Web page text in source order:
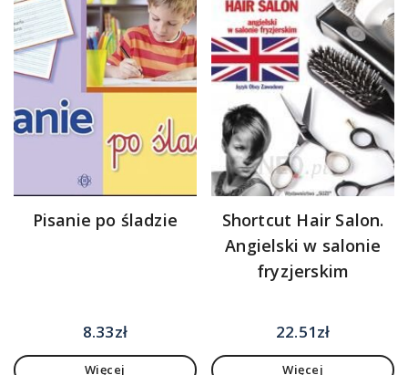
Pisanie po śladzie
8.33zł
Więcej
Shortcut Hair Salon.
Angielski w salonie
fryzjerskim
22.51zł
Więcej